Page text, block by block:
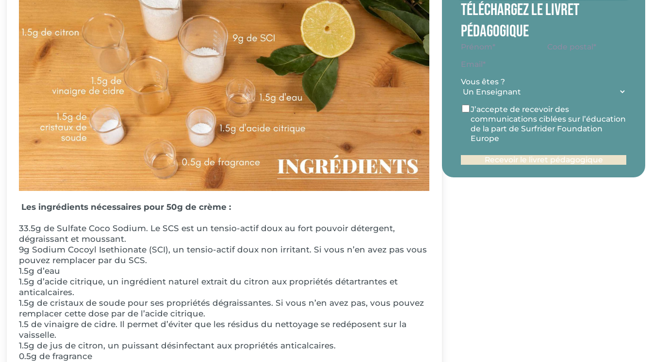
Les ingrédients nécessaires pour 50g de crème :
33.5g de Sulfate Coco Sodium. Le SCS est un tensio-actif doux au fort pouvoir détergent,
dégraissant et moussant.
9g Sodium Cocoyl Isethionate (SCI), un tensio-actif doux non irritant. Si vous n’en avez pas vous
pouvez remplacer par du SCS.
1.5g d’eau
1.5g d’acide citrique, un ingrédient naturel extrait du citron aux propriétés détartrantes et
anticalcaires.
1.5g de cristaux de soude pour ses propriétés dégraissantes. Si vous n’en avez pas, vous pouvez
remplacer cette dose par de l’acide citrique.
1.5 de vinaigre de cidre. Il permet d’éviter que les résidus du nettoyage se redéposent sur la
vaisselle.
1.5g de jus de citron, un puissant désinfectant aux propriétés anticalcaires.
0.5g de fragrance
Téléchargez le livret
pédagogique
Nom*
Adresse*
E-
Vous êtes ?
RGPD
J’accepte de recevoir des
communications ciblées sur l’éducation
de la part de Surfrider Foundation
Europe